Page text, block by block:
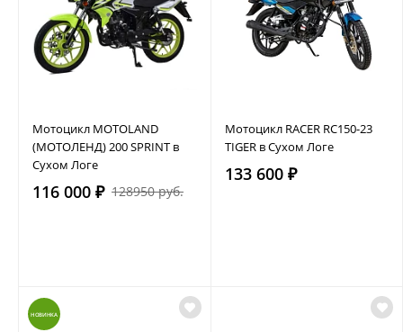
Мотоцикл MOTOLAND
(МОТОЛЕНД) 200 SPRINT в
Сухом Логе
116 000 ₽ 128950 руб.
Мотоцикл RACER RC150-23
TIGER в Сухом Логе
133 600 ₽
НОВИНКА